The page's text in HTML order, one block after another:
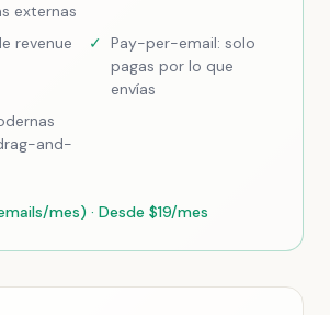
externas
revenue
✓ Pay-per-email: solo
pagas por lo que
envías
and-
mes) · Desde $19/mes